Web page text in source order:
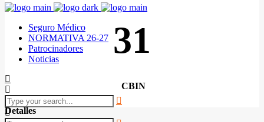
Seguro Médico
NORMATIVA 26-27
Patrocinadores
Noticias
31
CBIN
Detalles